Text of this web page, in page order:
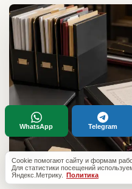
Cookie помогают сайту и формам
Для статистики посещений
Яндекс.Метрику. Политика
WhatsApp Telegram